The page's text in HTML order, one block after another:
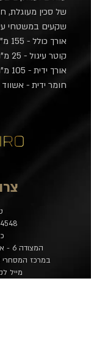
של סכין מעוגלת,
שקעים במשטחי
אורך כולל - 155 מ"מ (6.10 אינץ')
קוטר עיגול - 25 מ"מ (1 אינץ')
אורך ידית - 105 מ"מ (4.13 אינץ')
חומר ידית - אשווד
המצודה 6 - אזור - קומה מינוס 1
במרכז המסחרי
מייל